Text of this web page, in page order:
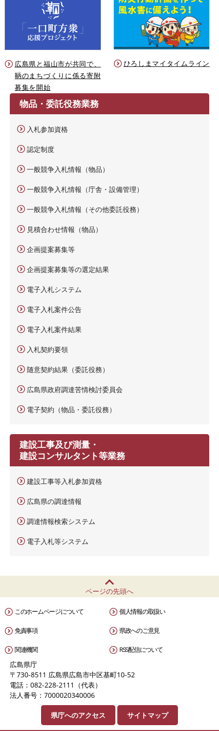
広島県と福山市が共同で、
鞆のまちづくりに係る寄附
募集を開始
ひろしまマイタイムライン
物品・委託役務業務
入札参加資格
認定制度
一般競争入札情報（物品）
一般競争入札情報（庁舎・設備管理）
一般競争入札情報（その他委託役務）
見積合わせ情報（物品）
企画提案募集等
企画提案募集等の選定結果
電子入札システム
電子入札案件公告
電子入札案件結果
入札契約要領
随意契約結果（委託役務）
広島県政府調達苦情検討委員会
電子契約（物品・委託役務）
建設工事及び測量・
建設コンサルタント等業務
建設工事等入札参加資格
広島県の調達情報
調達情報検索システム
電子入札等システム
ページの先頭へ
このホームページについて 個人情報の取扱い
免責事項 県政へのご意見
関連機関 RSS配信について
広島県庁
〒730-8511 広島県広島市中区基町10-52
電話：082-228-2111（代表）
法人番号：7000020340006
県庁へのアクセス サイトマップ